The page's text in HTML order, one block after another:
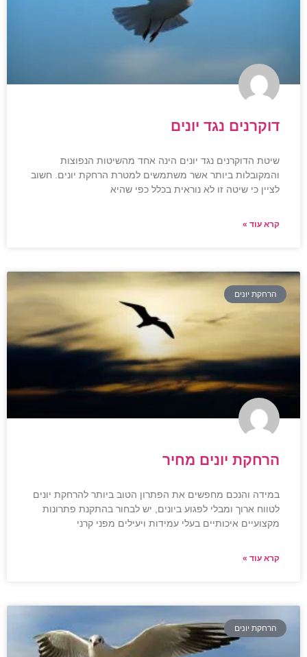
דוקרנים נגד יונים
שיטת הדוקרנים נגד יונים הינה אחד מהשיטות הנפוצות
והמקובלות ביותר אשר משתמשים למטרת הרחקת יונים. חשוב
לציין כי שיטה זו לא נוראית בכלל כפי שהיא
קרא עוד »
הרחקת יונים
הרחקת יונים מחיר
במידה והנכם מחפשים את הפתרון הטוב ביותר להרחקת יונים
לטווח ארוך ומבלי לפגוע ביונים, יש לבחור בהתקנת פתרונות
מקצועיים איכותיים בעלי עמידות ויעילים מפני קרני
קרא עוד »
הרחקת יונים